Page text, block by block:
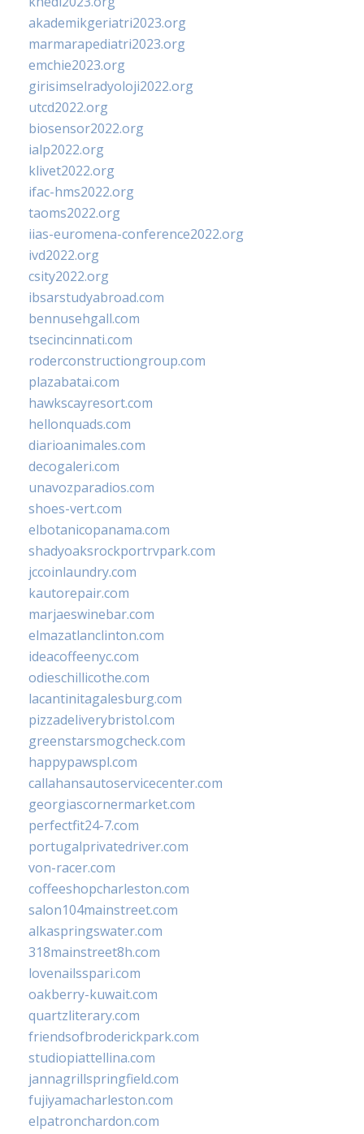
akademikgeriatri2023.org
marmarapediatri2023.org
emchie2023.org
girisimselradyoloji2022.org
utcd2022.org
biosensor2022.org
ialp2022.org
klivet2022.org
ifac-hms2022.org
taoms2022.org
iias-euromena-conference2022.org
ivd2022.org
csity2022.org
ibsarstudyabroad.com
bennusehgall.com
tsecincinnati.com
roderconstructiongroup.com
plazabatai.com
hawkscayresort.com
hellonquads.com
diarioanimales.com
decogaleri.com
unavozparadios.com
shoes-vert.com
elbotanicopanama.com
shadyoaksrockportrvpark.com
jccoinlaundry.com
kautorepair.com
marjaeswinebar.com
elmazatlanclinton.com
ideacoffeenyc.com
odieschillicothe.com
lacantinitagalesburg.com
pizzadeliverybristol.com
greenstarsmogcheck.com
happypawspl.com
callahansautoservicecenter.com
georgiascornermarket.com
perfectfit24-7.com
portugalprivatedriver.com
von-racer.com
coffeeshopcharleston.com
salon104mainstreet.com
alkaspringswater.com
318mainstreet8h.com
lovenailsspari.com
oakberry-kuwait.com
quartzliterary.com
friendsofbroderickpark.com
studiopiattellina.com
jannagrillspringfield.com
fujiyamacharleston.com
elpatronchardon.com